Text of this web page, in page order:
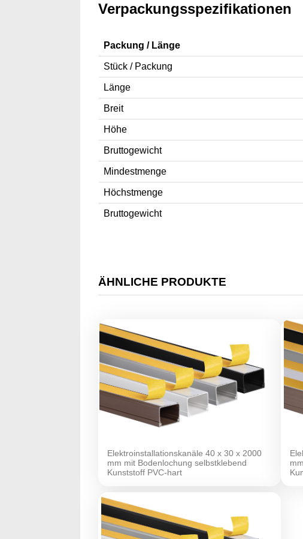
Verpackungsspezifikationen
Packung / Länge
Stück / Packung
Länge
Breit
Höhe
Bruttogewicht
Mindestmenge
Höchstmenge
Bruttogewicht
ÄHNLICHE PRODUKTE
Elektroinstallationskanäle 40 x 30 x 2000
mm mit Bodenlochung selbstklebend
Kunststoff PVC-hart